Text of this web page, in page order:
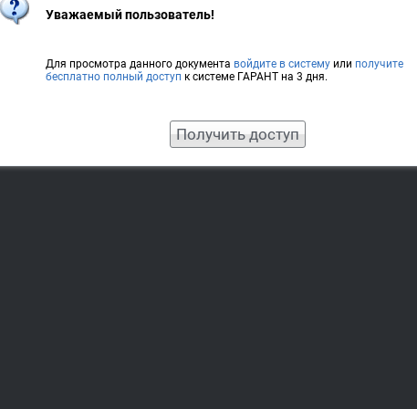
Уважаемый пользователь!
Для просмотра данного документа войдите в систему или получите
бесплатно полный доступ к системе ГАРАНТ на 3 дня.
Получить доступ